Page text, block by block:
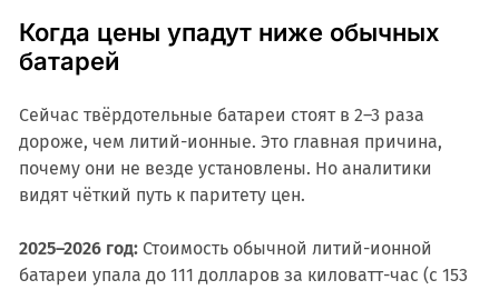
Когда цены упадут ниже обычных
батарей
Сейчас твёрдотельные батареи стоят в 2–3 раза
дороже, чем литий-ионные. Это главная причина,
почему они не везде установлены. Но аналитики
видят чёткий путь к паритету цен.
2025–2026 год:Стоимость обычной литий-ионной
батареи упала до 111 долларов за киловатт-час (с 153